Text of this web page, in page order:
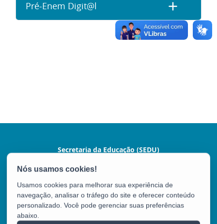
Pré-Enem Digit@l
Secretaria da Educação (SEDU)
Av. César Hilal, 1111 - Santa Lúcia
Tel.: 3636-7600 / 3636-7601
Usamos cookies para melhorar sua experiência de
navegação, analisar o tráfego do site e oferecer conteúdo
personalizado. Você pode gerenciar suas preferências
abaixo.